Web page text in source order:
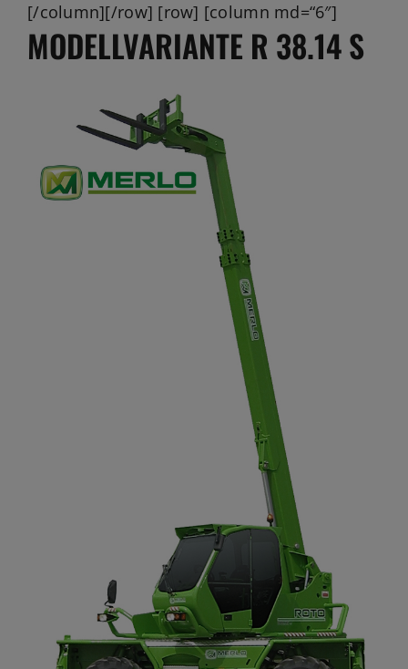
Ersatzteile
Shop
[/column][/row] [row] [column md=“6″]
MODELLVARIANTE R 38.14 S